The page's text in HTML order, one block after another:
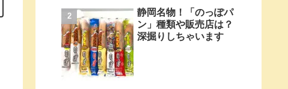
静岡名物！「のっぽパ
ン」種類や販売店は？
深掘りしちゃいます